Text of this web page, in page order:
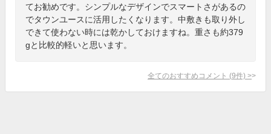
てお勧めです。シンプルなデザインでスマートさがあるの
でタウンユースに活用したくなります。中敷きも取り外し
できて使わない時には乾かしておけますね。重さも約379
gと比較的軽いと思います。
全てのおすすめコメント (9件) >